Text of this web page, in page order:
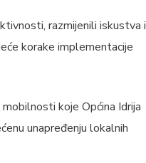
razmijenili iskustva i
korake implementacije
koje Općina Idrija
unapređenju lokalnih